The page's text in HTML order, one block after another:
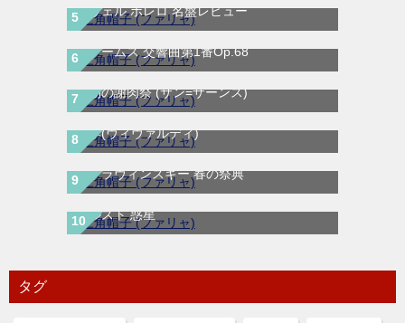
ラヴェル ボレロ 名盤レビュー
ブラームス 交響曲第1番Op.68
動物の謝肉祭 (サン=サーンス)
四季(ヴィヴァルディ)
ストラヴィンスキー 春の祭典
ホルスト 惑星
タグ